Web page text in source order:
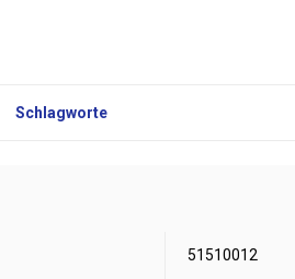
Schlagworte
51510012